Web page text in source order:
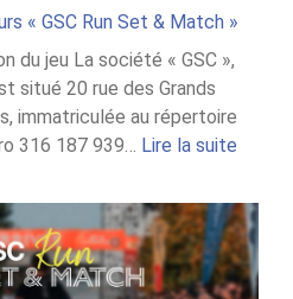
« GSC Run Set & Match »
du jeu La société « GSC »,
situé 20 rue des Grands
immatriculée au répertoire
316 187 939… Lire la suite:
jeu
« GSC
Run